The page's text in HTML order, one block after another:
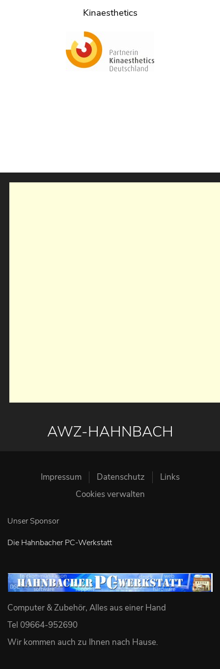
Kinaesthetics
AWZ-HAHNBACH
Impressum Datenschutz
Links
Cookies verwalten
Unser Sponsor
Die Hahnbacher PC-Werkstatt
Computer & Zubehör, Alles aus einer Hand
Tel 09664-952690
Wir kommen auch zu Ihnen nach Hause.